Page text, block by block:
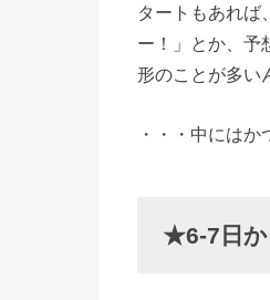
タートもあれば
ー！」とか、予
形のことが多い
・・・中には
★6-7日か